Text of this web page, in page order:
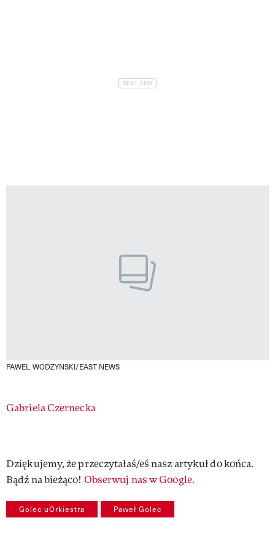
PAWEL WODZYNSKI/EAST NEWS
Authors
Gabriela Czernecka
Dziękujemy, że przeczytałaś/eś nasz artykuł do końca.
Bądź na bieżąco! Obserwuj nas w Google.
Golec uOrkiestra Paweł Golec